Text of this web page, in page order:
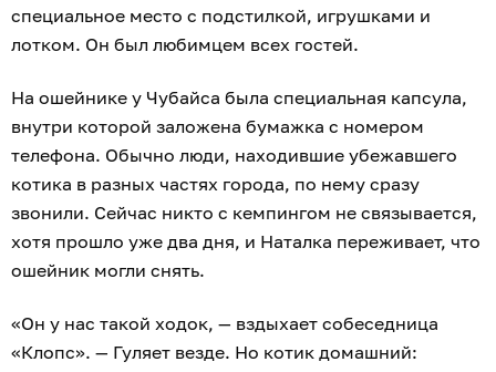
специальное место с подстилкой, игрушками и
лотком. Он был любимцем всех гостей.
На ошейнике у Чубайса была специальная капсула,
внутри которой заложена бумажка с номером
телефона. Обычно люди, находившие убежавшего
котика в разных частях города, по нему сразу
звонили. Сейчас никто с кемпингом не связывается,
хотя прошло уже два дня, и Наталка переживает, что
ошейник могли снять.
«Он у нас такой ходок, — вздыхает собеседница
«Клопс». — Гуляет везде. Но котик домашний: